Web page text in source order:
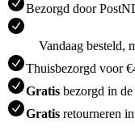
Bezorgd door
Vandaag besteld,
Thuisbezorgd voor
Gratis bezorgd in
Gratis retourneren